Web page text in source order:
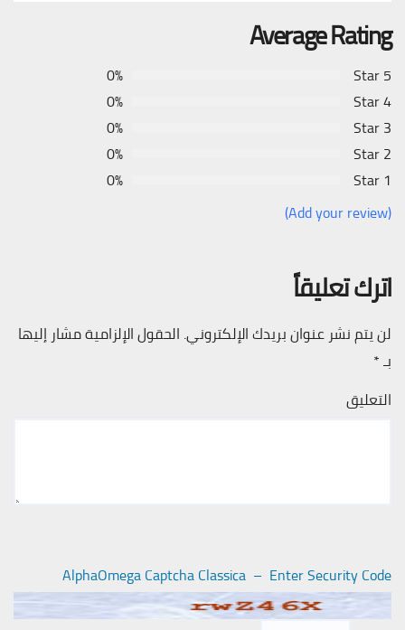
Average Rating
5 Star
0%
4 Star
0%
3 Star
0%
2 Star
0%
1 Star
0%
(Add your review)
اترك تعليقاً
لن يتم نشر عنوان بريدك الإلكتروني. الحقول الإلزامية مشار إليها
بـ*
التعليق
AlphaOmega Captcha Classica – Enter Security Code